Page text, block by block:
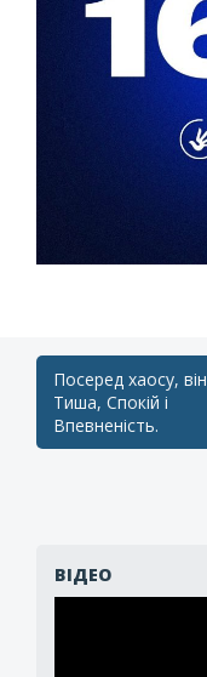
Post
navigation
Посеред хаосу, він
Тиша, Спокій і
Впевненість.
ВІДЕО